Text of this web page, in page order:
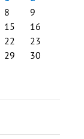
8
9
15
16
22
23
29
30